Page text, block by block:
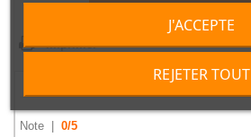
Imprimer
Note | 0/5
REJETER TOUT
J'ACCEPTE